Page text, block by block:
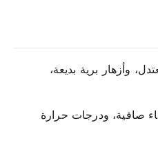
وأزهار برية بديعة،
صافية، ودرجات حرارة